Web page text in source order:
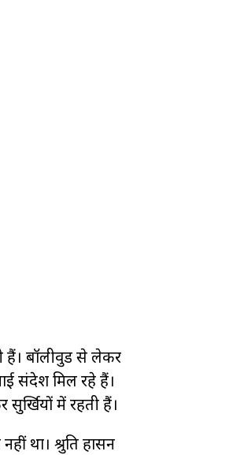
हैं। बॉलीवुड से लेकर
संदेश मिल रहे हैं।
में रहती हैं।
था। श्रुति हासन